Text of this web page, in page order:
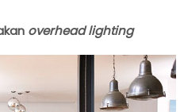
overhead lighting